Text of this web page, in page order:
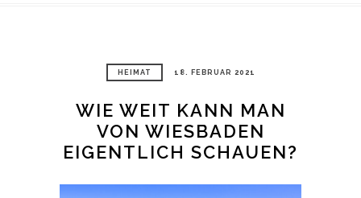
HEIMAT 18. FEBRUAR 2021
WIE WEIT KANN MAN
VON WIESBADEN
EIGENTLICH SCHAUEN?